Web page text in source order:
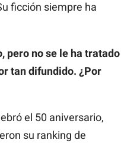
ficción siempre ha
pero no se le ha tratado
tan difundido. ¿Por
el 50 aniversario,
su ranking de